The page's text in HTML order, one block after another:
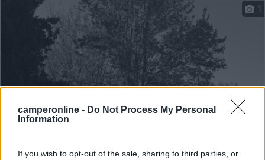
camperonline - Do Not Process My Personal
Information
If you wish to opt-out of the sale, sharing to third parties, or
Area di sosta (AA)
1